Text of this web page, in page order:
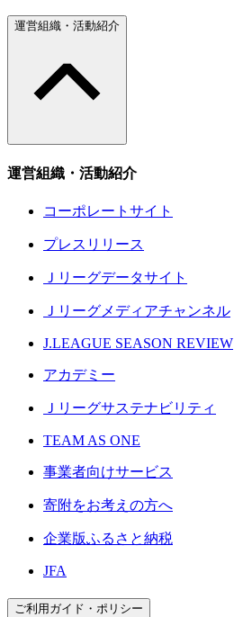
運営組織・活動紹介
運営組織・活動紹介
コーポレートサイト
プレスリリース
Ｊリーグデータサイト
Ｊリーグメディアチャンネル
J.LEAGUE SEASON REVIEW
アカデミー
Ｊリーグサステナビリティ
TEAM AS ONE
事業者向けサービス
寄附をお考えの方へ
企業版ふるさと納税
JFA
ご利用ガイド・ポリシー